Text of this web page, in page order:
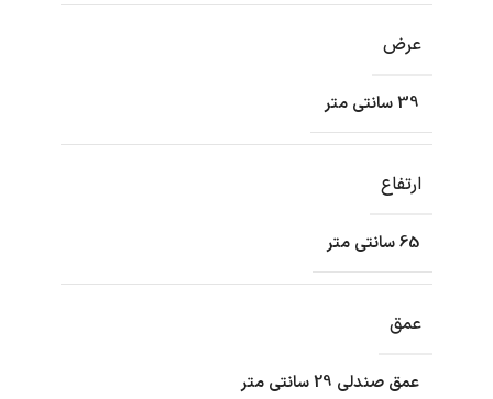
عرض
39 سانتی متر
ارتفاع
65 سانتی متر
عمق
عمق صندلی 29 سانتی متر